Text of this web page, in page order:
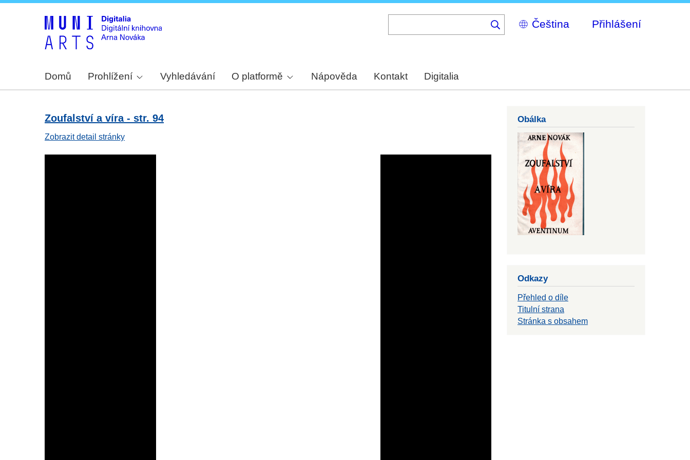
Select
your
Přihlášení
Domů Prohlížení Vyhledávání O platformě Nápověda Kontakt Digitalia
Zoufalství a víra - str. 94
Zobrazit detail stránky
Obálka
Odkazy
Přehled o díle
Titulní strana
Stránka s obsahem